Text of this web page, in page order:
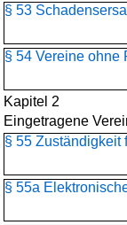
§ 53
§ 54 Vereine ohne
Kapitel 2
Eingetragene
§ 55 Zuständigkeit
§ 55a